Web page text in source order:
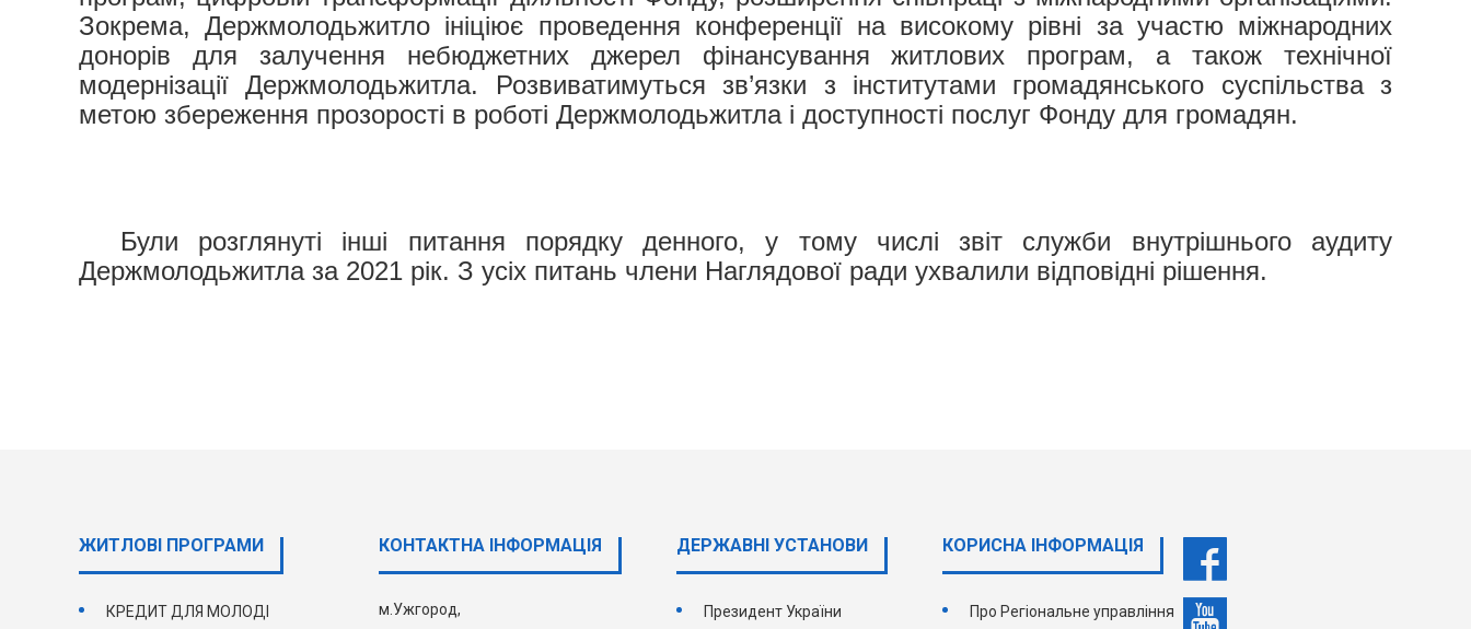
Зокрема, Держмолодьжитло ініціює проведення конференції на високому рівні за участю міжнародних
донорів для залучення небюджетних джерел фінансування житлових програм, а також технічної
модернізації Держмолодьжитла. Розвиватимуться зв’язки з інститутами громадянського суспільства з
метою збереження прозорості в роботі Держмолодьжитла і доступності послуг Фонду для громадян.
Були розглянуті інші питання порядку денного, у тому числі звіт служби внутрішнього аудиту
Держмолодьжитла за 2021 рік. З усіх питань члени Наглядової ради ухвалили відповідні рішення.
ЖИТЛОВІ ПРОГРАМИ
КРЕДИТ ДЛЯ МОЛОДІ
КОНТАКТНА ІНФОРМАЦІЯ
м.Ужгород,
ДЕРЖАВНI УСТАНОВИ
Президент України
КОРИСНА ІНФОРМАЦІЯ
Про Регіональне управління